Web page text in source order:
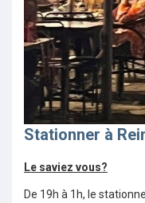
Stationner à
Le saviez vous?
De 19h à 1h, le